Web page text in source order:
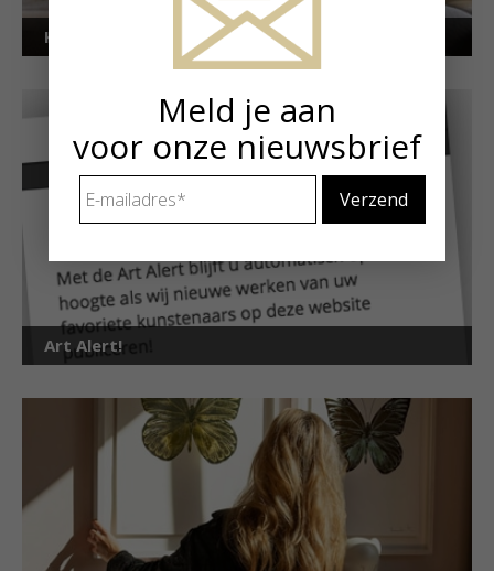
Kunstuitleen voor particulieren
Art Alert!
Meld je aan
voor onze nieuwsbrief
mailadres *